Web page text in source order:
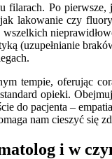
filarach. Po
lakowanie czy
(uzupełnianie
tempie, oferując
opieki.
do pacjenta –
nam cieszyć się
i w